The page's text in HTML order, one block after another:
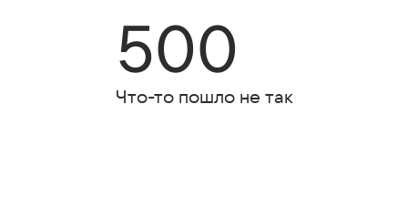
500
Что-то пошло не так